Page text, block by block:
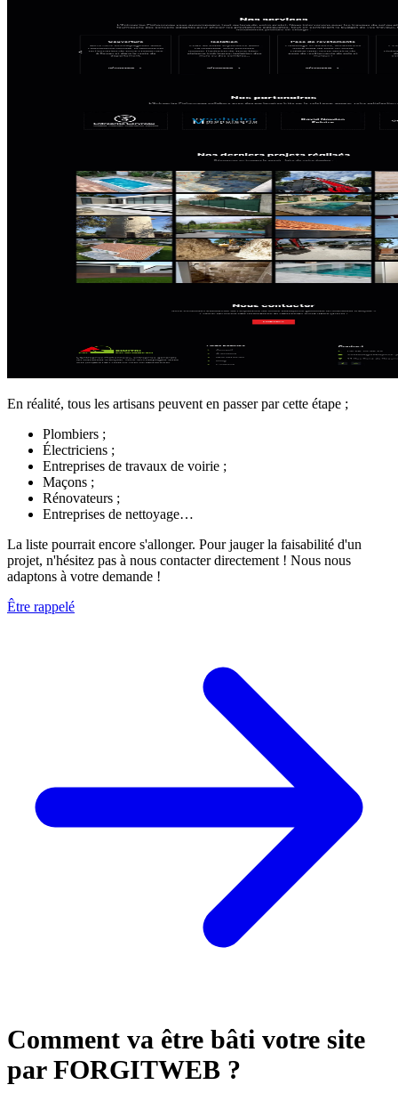
En réalité, tous les artisans peuvent en passer par cette étape ;
Plombiers ;
Électriciens ;
Entreprises de travaux de voirie ;
Maçons ;
Rénovateurs ;
Entreprises de nettoyage…
La liste pourrait encore s'allonger. Pour jauger la faisabilité d'un
projet, n'hésitez pas à nous contacter directement ! Nous nous
adaptons à votre demande !
Être rappelé
Comment va être bâti votre site
par FORGITWEB ?